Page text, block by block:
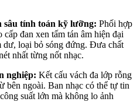
sâu tính toán kỹ lưỡng: Phối hợp
cấp đan xen tấm tán âm hiện đại
dư, loại bỏ sóng đứng. Đưa chất
nhất từng nốt nhạc.
nghiệp: Kết cấu vách đa lớp rỗng
bên ngoài. Ban nhạc có thể tự tin
suất lớn mà không lo ảnh